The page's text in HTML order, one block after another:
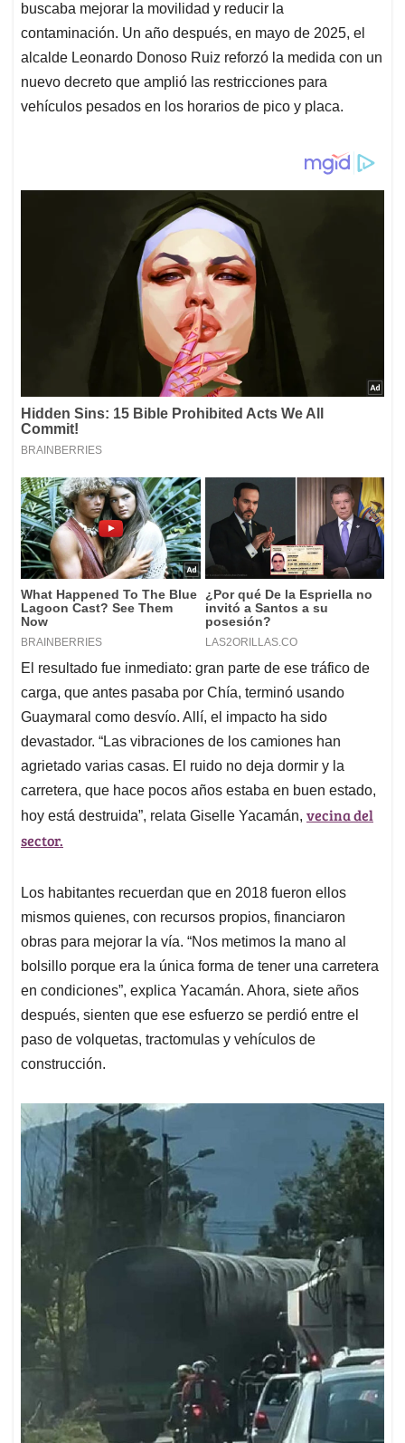
buscaba mejorar la movilidad y reducir la
contaminación. Un año después, en mayo de 2025, el
alcalde Leonardo Donoso Ruiz reforzó la medida con un
nuevo decreto que amplió las restricciones para
vehículos pesados en los horarios de pico y placa.
El resultado fue inmediato: gran parte de ese tráfico de
carga, que antes pasaba por Chía, terminó usando
Guaymaral como desvío. Allí, el impacto ha sido
devastador. “Las vibraciones de los camiones han
agrietado varias casas. El ruido no deja dormir y la
carretera, que hace pocos años estaba en buen estado,
hoy está destruida”, relata Giselle Yacamán, vecina del
sector.
Los habitantes recuerdan que en 2018 fueron ellos
mismos quienes, con recursos propios, financiaron
obras para mejorar la vía. “Nos metimos la mano al
bolsillo porque era la única forma de tener una carretera
en condiciones”, explica Yacamán. Ahora, siete años
después, sienten que ese esfuerzo se perdió entre el
paso de volquetas, tractomulas y vehículos de
construcción.